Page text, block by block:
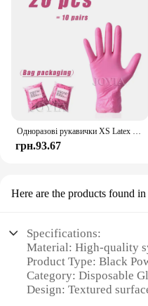
Одноразові рукавички XS Latex Powder Free Nitrile Vinyl Glove Extra Small Hands For Woman Girl Kids One Time Use Pink Black 100pcs
грн.93.67
Here are the products found in
Specifications:
Material: High-quality
Product Type: Black
Category: Disposable
Design: Textured